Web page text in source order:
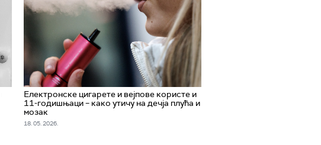
Електронске цигарете и вејпове користе и
11-годишњаци – како утичу на дечја плућа и
мозак
18. 05. 2026.